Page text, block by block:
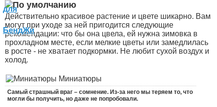
Действительно красивое растение и цвете шикарно. Вам
могут при уходе за ней пригодится следующие
рекомендации: что бы она цвела, ей нужна зимовка в
прохладном месте, если мелкие цветы или замедлилась
в росте - не хватает подкормки. Не любит сухой воздух и
холод.
Миниатюры
Самый страшный враг – сомнение. Из-за него мы теряем то, что
могли бы получить, но даже не попробовали.